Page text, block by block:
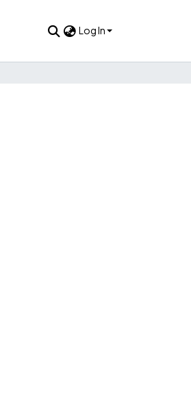
Log In